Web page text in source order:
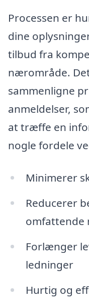
Processen er
dine
tilbud fra
nærområde.
sammenligne
anmeldelser,
at træffe en
nogle fordele
Minimerer
Reducerer
omfattende
Forlænger
ledninger
Hurtig og